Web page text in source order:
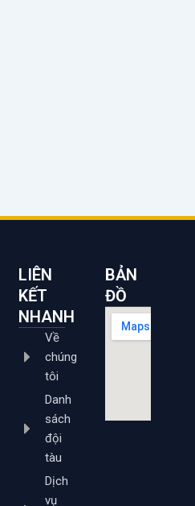
LIÊN
KẾT
NHANH
Về
chúng
tôi
Danh
sách
đội
tàu
Dịch
vụ
BẢN
ĐỒ